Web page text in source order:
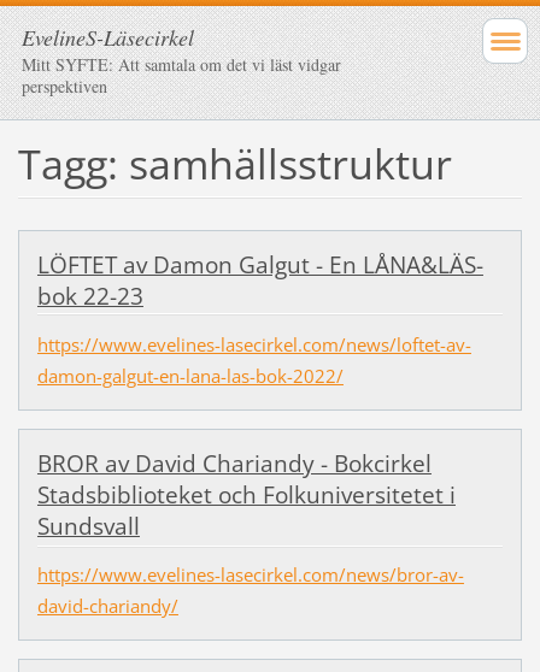
EvelineS-Läsecirkel
Mitt SYFTE: Att samtala om det vi läst vidgar
perspektiven
Tagg: samhällsstruktur
LÖFTET av Damon Galgut - En LÅNA&LÄS-
bok 22-23
https://www.evelines-lasecirkel.com/news/loftet-av-
damon-galgut-en-lana-las-bok-2022/
BROR av David Chariandy - Bokcirkel
Stadsbiblioteket och Folkuniversitetet i
Sundsvall
https://www.evelines-lasecirkel.com/news/bror-av-
david-chariandy/